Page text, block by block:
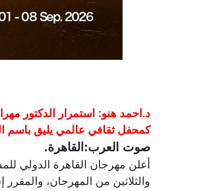
د.احمد هنو: استمرار الدكتور
كمحفل ثقافي عالمي يليق باسم
صوت العرب:القاهرة.
أعلن مهرجان القاهرة الدولي